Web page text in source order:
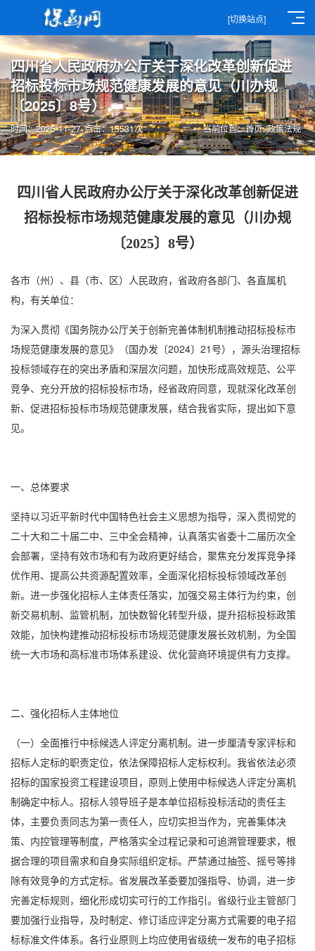
[切换站点]
四川省人民政府办公厅关于深化改革创新促进
招标投标市场规范健康发展的意见（川办规
〔2025〕8号）
当前位置：首页>政策法规
时间：2025-11-27 点击：15531次
四川省人民政府办公厅关于深化改革创新促进
招标投标市场规范健康发展的意见（川办规
〔2025〕8号）
各市（州）、县（市、区）人民政府，省政府各部门、各直属机
构，有关单位：
为深入贯彻《国务院办公厅关于创新完善体制机制推动招标投标市
场规范健康发展的意见》（国办发〔2024〕21号），源头治理招标
投标领域存在的突出矛盾和深层次问题，加快形成高效规范、公平
竞争、充分开放的招标投标市场，经省政府同意，现就深化改革创
新、促进招标投标市场规范健康发展，结合我省实际，提出如下意
见。
一、总体要求
坚持以习近平新时代中国特色社会主义思想为指导，深入贯彻党的
二十大和二十届二中、三中全会精神，认真落实省委十二届历次全
会部署，坚持有效市场和有为政府更好结合，聚焦充分发挥竞争择
优作用、提高公共资源配置效率，全面深化招标投标领域改革创
新。进一步强化招标人主体责任落实，加强交易主体行为约束，创
新交易机制、监管机制，加快数智化转型升级，提升招标投标政策
效能，加快构建推动招标投标市场规范健康发展长效机制，为全国
统一大市场和高标准市场体系建设、优化营商环境提供有力支撑。
二、强化招标人主体地位
（一）全面推行中标候选人评定分离机制。进一步厘清专家评标和
招标人定标的职责定位，依法保障招标人定标权利。我省依法必须
招标的国家投资工程建设项目，原则上使用中标候选人评定分离机
制确定中标人。招标人领导班子是本单位招标投标活动的责任主
体，主要负责同志为第一责任人，应切实担当作为，完善集体决
策、内控管理等制度，严格落实全过程记录和可追溯管理要求，根
据合理的项目需求和自身实际组织定标。严禁通过抽签、摇号等排
除有效竞争的方式定标。省发展改革委要加强指导、协调，进一步
完善定标规则，细化形成切实可行的工作指引。省级行业主管部门
要加强行业指导，及时制定、修订适应评定分离方式需要的电子招
标标准文件体系。各行业原则上均应使用省级统一发布的电子招标